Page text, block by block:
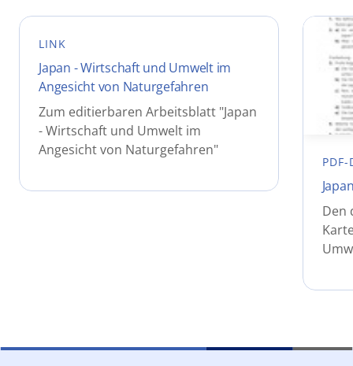
LINK
Japan - Wirtschaft und Umwelt im
Angesicht von Naturgefahren
Zum editierbaren Arbeitsblatt "Japan
- Wirtschaft und Umwelt im
Angesicht von Naturgefahren"
PDF-
Den